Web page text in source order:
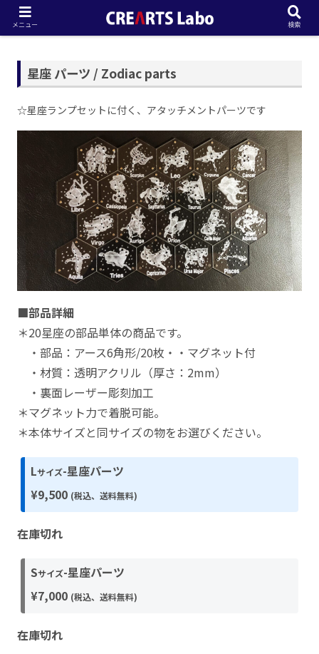
星座 パーツ / Zodiac parts
☆星座ランプセットに付く、アタッチメントパーツです
■部品詳細
＊20星座の部品単体の商品です。
・部品：アース6角形/20枚・・マグネット付
・材質：透明アクリル（厚さ：2mm）
・裏面レーザー彫刻加工
＊マグネット力で着脱可能。
＊本体サイズと同サイズの物をお選びください。
Lサイズ-星座パーツ
¥9,500 (税込、送料無料)
在庫切れ
Sサイズ-星座パーツ
¥7,000 (税込、送料無料)
在庫切れ
メニュー 検索